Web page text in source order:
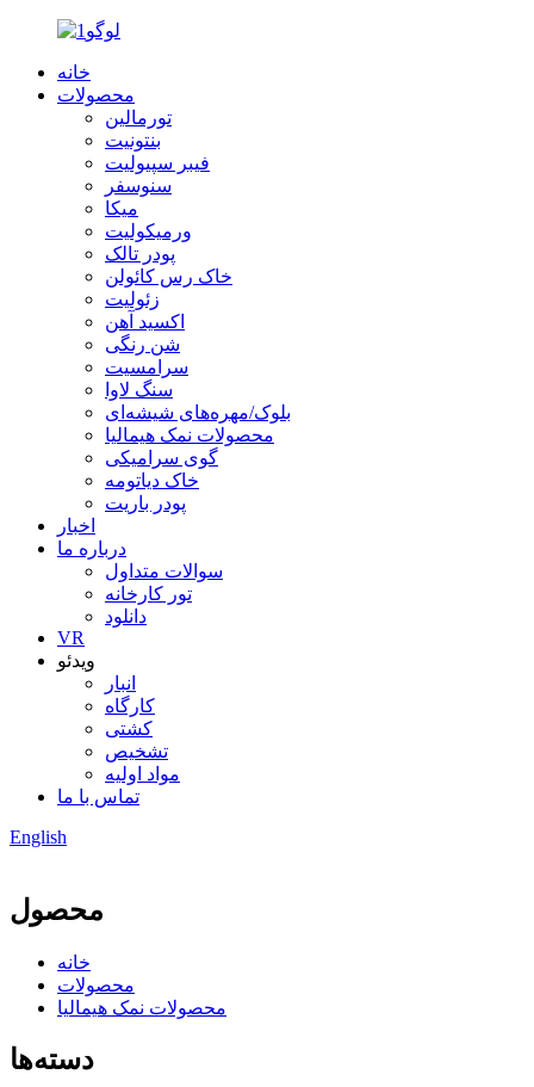
خانه
محصولات
تورمالین
بنتونیت
فیبر سپیولیت
سنوسفر
میکا
ورمیکولیت
پودر تالک
خاک رس کائولن
زئولیت
اکسید آهن
شن رنگی
سرامسیت
سنگ لاوا
بلوک/مهره‌های شیشه‌ای
محصولات نمک هیمالیا
گوی سرامیکی
خاک دیاتومه
پودر باریت
اخبار
درباره ما
سوالات متداول
تور کارخانه
دانلود
VR
ویدئو
انبار
کارگاه
کشتی
تشخیص
مواد اولیه
تماس با ما
English
محصول
خانه
محصولات
محصولات نمک هیمالیا
دسته‌ها